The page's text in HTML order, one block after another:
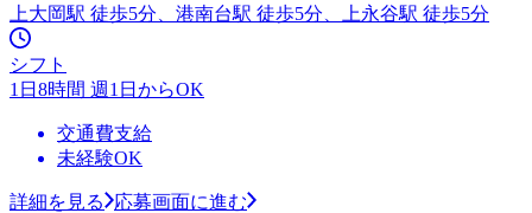
上大岡駅 徒歩5分、港南台駅 徒歩5分、上永谷駅 徒歩5分
シフト
1日8時間 週1日からOK
交通費支給
未経験OK
詳細を見る 応募画面に進む